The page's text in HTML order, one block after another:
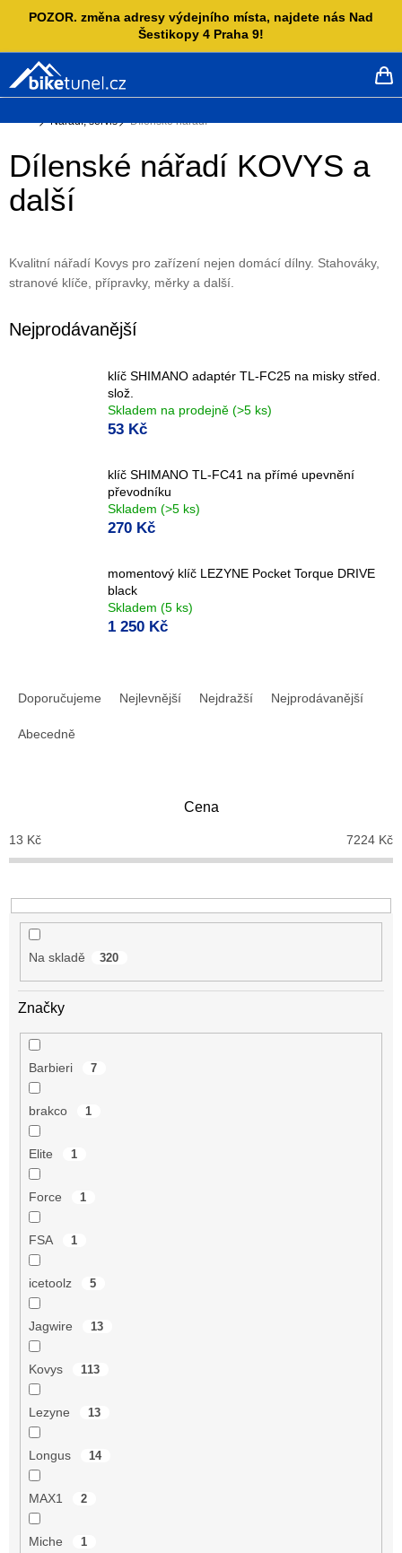
POZOR. změna adresy výdejního místa, najdete nás Nad
Šestikopy 4 Praha 9!
Domů
Nářadí, servis Dílenské nářadí
Dílenské nářadí KOVYS a
další
Kvalitní nářadí Kovys pro zařízení nejen domácí dílny. Stahováky,
stranové klíče, přípravky, měrky a další.
Nejprodávanější
klíč SHIMANO adaptér TL-FC25 na misky střed.
slož.
Skladem na prodejně (>5 ks)
53 Kč
klíč SHIMANO TL-FC41 na přímé upevnění
převodníku
Skladem (>5 ks)
270 Kč
momentový klíč LEZYNE Pocket Torque DRIVE
black
Skladem (5 ks)
1 250 Kč
o
d
k
t
Doporučujeme Nejlevnější Nejdražší Nejprodávanější
Abecedně
Cena
13 Kč 7224 Kč
Na skladě 320
Značky
Barbieri 7
brakco 1
Elite 1
Force 1
FSA 1
icetoolz 5
Jagwire 13
Kovys 113
Lezyne 13
Longus 14
MAX1 2
Miche 1